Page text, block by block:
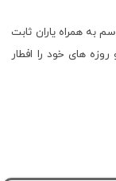
به همراه یاران ثابت
های خود را افطار